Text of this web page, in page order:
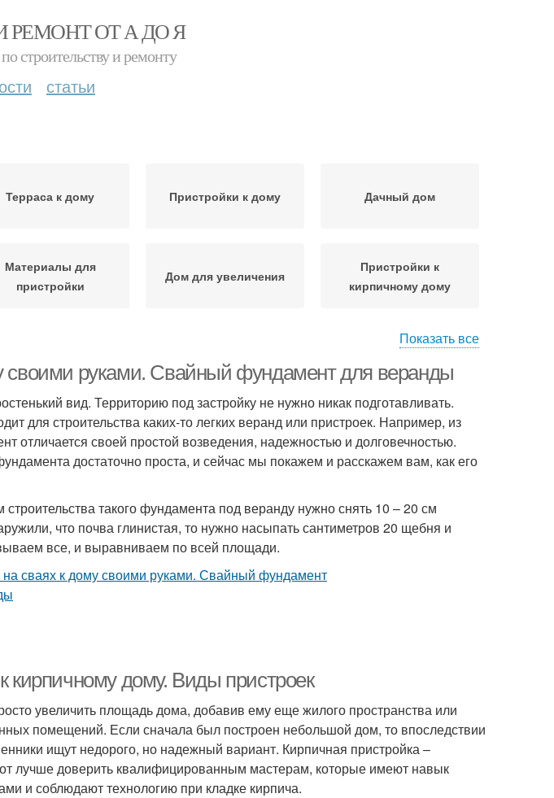
РЕМОНТ ОТ А ДО Я
строительству и ремонту
статьи
Терраса к дому Пристройки к дому Дачный дом
Материалы для
пристройки
Дом для увеличения
Пристройки к
кирпичному дому
к дачному
домику
Пристройка из кирпича Пристройка к зданию
Показать все
своими руками. Свайный фундамент для веранды
вид. Территорию под застройку не нужно никак подготавливать.
для строительства каких-то легких веранд или пристроек. Например, из
отличается своей простой возведения, надежностью и долговечностью.
достаточно проста, и сейчас мы покажем и расскажем вам, как его
такого фундамента под веранду нужно снять 10 – 20 см
что почва глинистая, то нужно насыпать сантиметров 20 щебня и
все, и выравниваем по всей площади.
кирпичному дому. Виды пристроек
увеличить площадь дома, добавив ему еще жилого пространства или
помещений. Если сначала был построен небольшой дом, то впоследствии
ищут недорого, но надежный вариант. Кирпичная пристройка –
лучше доверить квалифицированным мастерам, которые имеют навык
и соблюдают технологию при кладке кирпича.